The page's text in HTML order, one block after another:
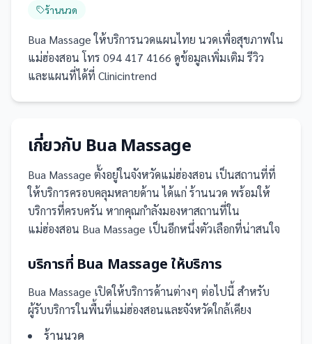
ร้านนวด
Bua Massage ให้บริการนวดแผนไทย นวดเพื่อสุขภาพใน
แม่ฮ่องสอน โทร 094 417 4166 ดูข้อมูลเพิ่มเติม รีวิว
และแผนที่ได้ที่ Clinicintrend
เกี่ยวกับ Bua Massage
Bua Massage ตั้งอยู่ในจังหวัดแม่ฮ่องสอน เป็นสถานที่ที่
ให้บริการครอบคลุมหลายด้าน ได้แก่ ร้านนวด พร้อมให้
บริการที่ครบครัน หากคุณกำลังมองหาสถานที่ใน
แม่ฮ่องสอน Bua Massage เป็นอีกหนึ่งตัวเลือกที่น่าสนใจ
บริการที่ Bua Massage ให้บริการ
Bua Massage เปิดให้บริการด้านต่างๆ ต่อไปนี้ สำหรับ
ผู้รับบริการในพื้นที่แม่ฮ่องสอนและจังหวัดใกล้เคียง
ร้านนวด